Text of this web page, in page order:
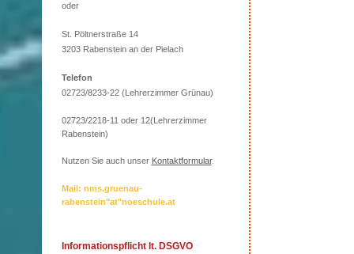
oder
St. Pöltnerstraße 14
3203 Rabenstein an der Pielach
Telefon
02723/8233-22 (Lehrerzimmer Grünau)
02723/2218-11 oder 12(Lehrerzimmer
Rabenstein)
Nutzen Sie auch unser Kontaktformular.
Mail: nms.gruenau-
rabenstein"at"noeschule.at
Informationspflicht lt. DSGVO